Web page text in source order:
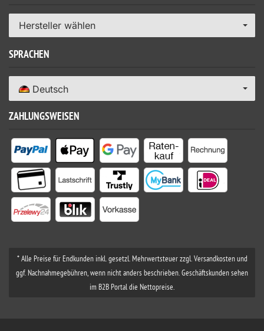
Hersteller wählen
SPRACHEN
Deutsch
ZAHLUNGSWEISEN
* Alle Preise für Endkunden inkl. gesetzl. Mehrwertsteuer zzgl. Versandkosten und
ggf. Nachnahmegebühren, wenn nicht anders beschrieben. Geschäftskunden sehen
im B2B Portal die Nettopreise.